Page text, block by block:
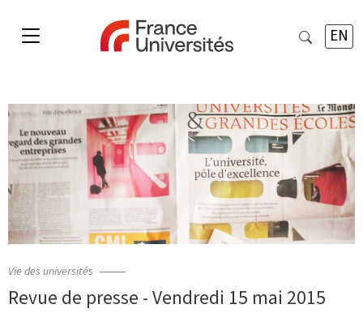
EN
Vie des universités
Revue de presse - Vendredi 15 mai 2015